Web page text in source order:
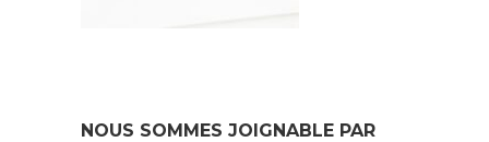
NOUS SOMMES JOIGNABLE PAR